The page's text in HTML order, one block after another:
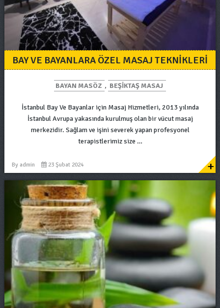
BAY VE BAYANLARA ÖZEL MASAJ TEKNIKLERI
BAYAN MASÖZ , BEŞIKTAŞ MASAJ
İstanbul Bay Ve Bayanlar için Masaj Hizmetleri, 2013 yılında
İstanbul Avrupa yakasında kurulmuş olan bir vücut masaj
merkezidir. Sağlam ve işini severek yapan profesyonel
terapistlerimiz size …
By admin 23 Şubat 2024 +